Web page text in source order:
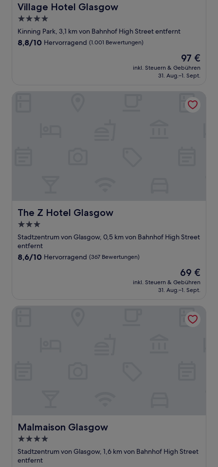
Village Hotel Glasgow
Village Hotel Glasgow
4.0-
Sterne-
Unterkunft
Kinning Park, 3,1 km von Bahnhof High Street entfernt
8.8
8,8/10 Hervorragend (1.001 Bewertungen)
Der
Preis
beträgt
97 €
inkl. Steuern & Gebühren
31. Aug.–1. Sept.
The Z Hotel Glasgow
The Z Hotel Glasgow
3.0-
Sterne-
Unterkunft
Stadtzentrum von Glasgow, 0,5 km von Bahnhof High Street
entfernt
8.6
8,6/10 Hervorragend (367 Bewertungen)
Der
Preis
beträgt
69 €
inkl. Steuern & Gebühren
31. Aug.–1. Sept.
Malmaison Glasgow
Malmaison Glasgow
4.0-
Sterne-
Unterkunft
Stadtzentrum von Glasgow, 1,6 km von Bahnhof High Street
entfernt